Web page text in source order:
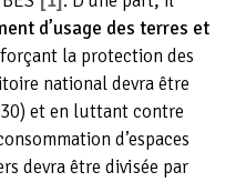
d’usage des terres et
la protection des
national devra être
et en luttant contre
d’espaces
devra être divisée par